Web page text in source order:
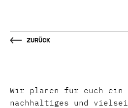
Zurück
Wir planen für euch ein
nachhaltiges und